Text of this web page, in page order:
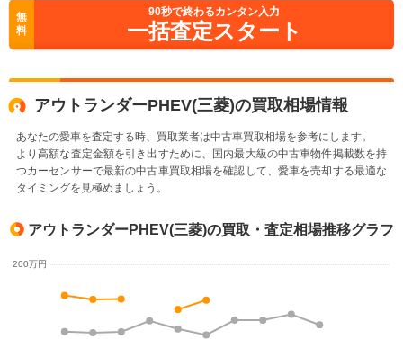
無
料
90秒で終わるカンタン入力
一括査定スタート
アウトランダーPHEV(三菱)の買取相場情報
あなたの愛車を査定する時、買取業者は中古車買取相場を参考にします。
より高額な査定金額を引き出すために、国内最大級の中古車物件掲載数を持
つカーセンサーで最新の中古車買取相場を確認して、愛車を売却する最適な
タイミングを見極めましょう。
アウトランダーPHEV(三菱)の買取・査定相場推移グラフ